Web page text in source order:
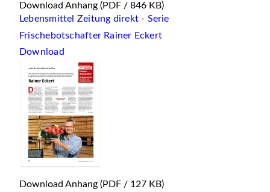
Download Anhang (PDF / 846 KB)
Lebensmittel Zeitung direkt - Serie
Frischebotschafter Rainer Eckert
Download
Download Anhang (PDF / 127 KB)